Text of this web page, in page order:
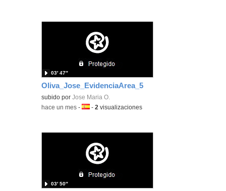
Oliva_Jose_EvidenciaArea_5
subido porJose Maria O.
03′ 47″
-hace un mes -Idioma:
-2 visualizaciones
03′ 50″